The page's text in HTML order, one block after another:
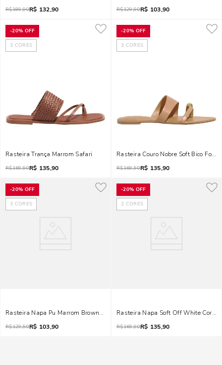
R$189,90R$ 132,90 R$129,90R$ 103,90
-20% OFF
3 CORES
Rasteira Trança Marrom Safari
R$169,90R$ 135,90
-20% OFF
3 CORES
Rasteira Couro Nobre Soft Bico
R$169,90R$ 135,90
-20% OFF
3 CORES
Rasteira Napa Pu Marrom Brownie Tiras Metal
R$129,90R$ 103,90
-20% OFF
2 CORES
Rasteira Napa Soft Off White
R$169,90R$ 135,90